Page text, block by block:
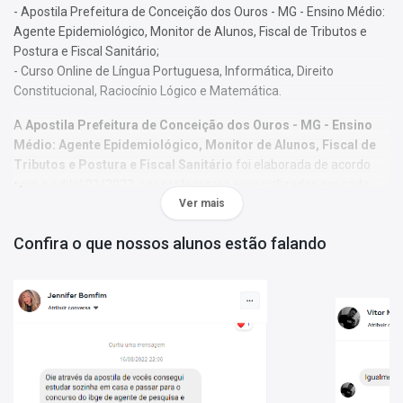
- Apostila Prefeitura de Conceição dos Ouros - MG - Ensino Médio:
Agente Epidemiológico, Monitor de Alunos, Fiscal de Tributos e
Postura e Fiscal Sanitário;
- Curso Online de Língua Portuguesa, Informática, Direito
Constitucional, Raciocínio Lógico e Matemática.
A Apostila Prefeitura de Conceição dos Ouros - MG - Ensino
Médio: Agente Epidemiológico, Monitor de Alunos, Fiscal de
Tributos e Postura e Fiscal Sanitário foi elaborada de acordo
com o edital 01/2022, por professores especializados em cada
matéria e com larga experiência em concursos.
O conteúdo foi organizado, visando uma fácil assimilação do
Características:
- Conteúdo completo, de acordo com o Edital 01/2022;
- Materiais digitais para reforçar a sua preparação;
- Apostila elaborada por professores especializados em
Ver mais
Confira o que nossos alunos estão falando